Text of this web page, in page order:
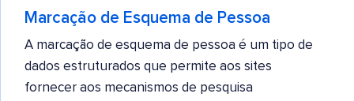
Marcação de Esquema de Pessoa
A marcação de esquema de pessoa é um tipo de
dados estruturados que permite aos sites
fornecer aos mecanismos de pesquisa